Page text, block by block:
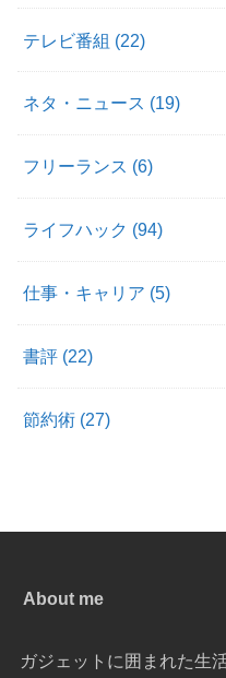
テレビ番組 (22)
ネタ・ニュース (19)
フリーランス (6)
ライフハック (94)
仕事・キャリア (5)
書評 (22)
節約術 (27)
About me
ガジェットに囲まれた生